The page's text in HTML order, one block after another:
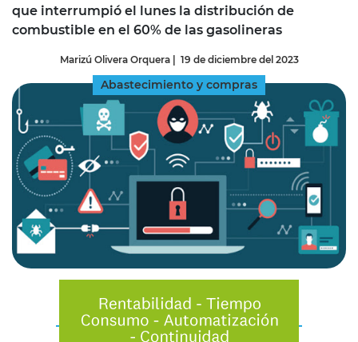
que interrumpió el lunes la distribución de
combustible en el 60% de las gasolineras
Marizú Olivera Orquera| 19 de diciembre del 2023
Abastecimiento y compras